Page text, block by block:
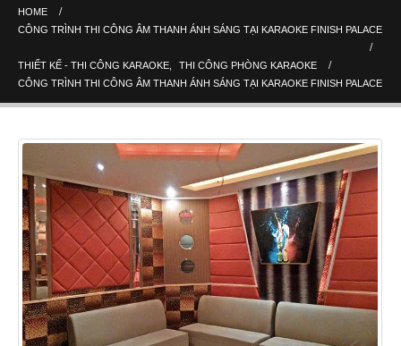
HOME
CÔNG TRÌNH THI CÔNG ÂM THANH ÁNH SÁNG TẠI KARAOKE FINISH PALACE
THIẾT KẾ - THI CÔNG KARAOKE
THI CÔNG PHÒNG KARAOKE
CÔNG TRÌNH THI CÔNG ÂM THANH ÁNH SÁNG TẠI KARAOKE FINISH PALACE